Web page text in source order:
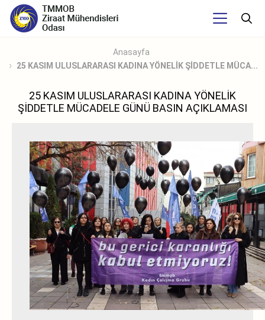
Anasayfa
25 KASIM ULUSLARARASI KADINA YÖNELİK ŞİDDETLE MÜCA...
25 KASIM ULUSLARARASI KADINA YÖNELİK
ŞİDDETLE MÜCADELE GÜNÜ BASIN AÇIKLAMASI